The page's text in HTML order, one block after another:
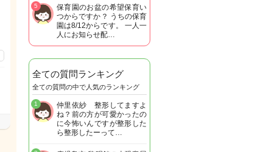
保育園のお盆の希望保育い
つからですか？ うちの保育
園は8/12からです。 一人一
人にお知らせ配…
5
全ての質問ランキング
全ての質問の中で人気のランキング
仲里依紗 整形してますよ
ね？前の方が可愛かったの
に今怖いんですが整形した
ら整形したーって…
1